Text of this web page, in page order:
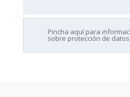
Pincha aquí para
sobre protección de datos